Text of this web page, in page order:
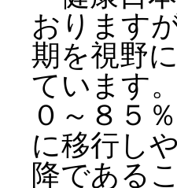
おります
期を視野
ています
０～８５
に移行し
降である